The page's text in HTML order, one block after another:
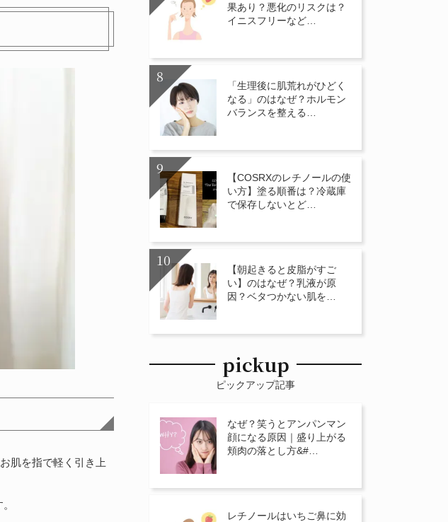
お肌を指で軽く引き上
果あり？悪化のリスクは？
イニスフリーなど…
「生理後に肌荒れがひどく
なる」のはなぜ？ホルモン
バランスを整える…
【COSRXのレチノールの使
い方】塗る順番は？冷蔵庫
で保存しないとど…
【朝起きると皮脂がすご
い】のはなぜ？乳液が原
因？ベタつかない肌を…
pickup
ピックアップ記事
なぜ？笑うとアンパンマン
顔になる原因｜盛り上がる
頬肉の落とし方&#…
レチノールはいちご鼻に効